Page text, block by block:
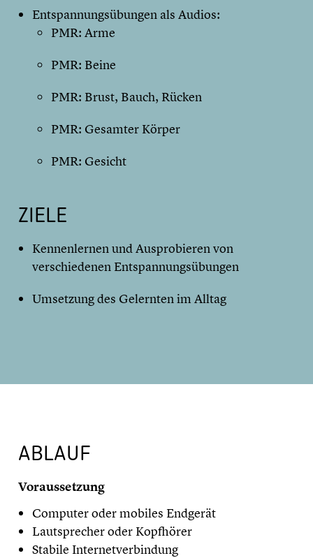
Entspannungsübungen als Audios:
PMR: Arme
PMR: Beine
PMR: Brust, Bauch, Rücken
PMR: Gesamter Körper
PMR: Gesicht
ZIELE
Kennenlernen und Ausprobieren von
verschiedenen Entspannungsübungen
Umsetzung des Gelernten im Alltag
ABLAUF
Voraussetzung
Computer oder mobiles Endgerät
Lautsprecher oder Kopfhörer
Stabile Internetverbindung